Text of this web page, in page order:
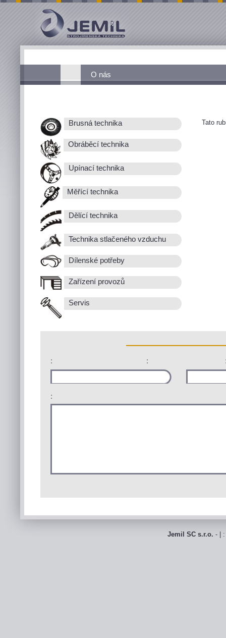
O nás
Brusná technika
Obráběcí technika
Upínací technika
Měřící technika
Dělící technika
Technika stlačeného vzduchu
Dílenské potřeby
Zařízení provozů
Servis
Tato
: :
:
Jemil SC s.r.o. - |